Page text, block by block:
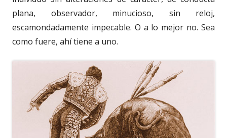
plana, observador, minucioso, sin reloj,
escamondadamente impecable. O a lo mejor no. Sea
como fuere, ahí tiene a uno.